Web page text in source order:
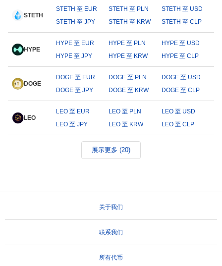
STETH
STETH 至 EUR STETH 至 PLN
STETH 至 USD
STETH 至 JPY
STETH 至 KRW STETH 至 CLP
HYPE
HYPE 至 EUR HYPE 至 PLN
HYPE 至 USD
HYPE 至 JPY
HYPE 至 KRW HYPE 至 CLP
DOGE
DOGE 至 EUR DOGE 至 PLN
DOGE 至 USD
DOGE 至 JPY
DOGE 至 KRW DOGE 至 CLP
LEO
LEO 至 EUR LEO 至 PLN
LEO 至 USD
LEO 至 JPY
LEO 至 KRW LEO 至 CLP
展示更多 (20)
关于我们
联系我们
所有代币